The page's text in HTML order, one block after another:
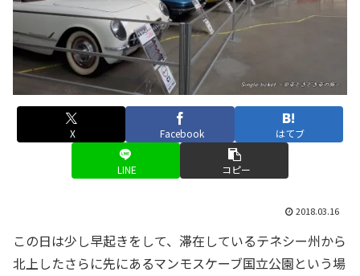
X Facebook はてブ
LINE コピー
2018.03.16
この日は少し早起きをして、滞在しているテネシー州から
北上したさらに先にあるマンモスケーブ国立公園という場